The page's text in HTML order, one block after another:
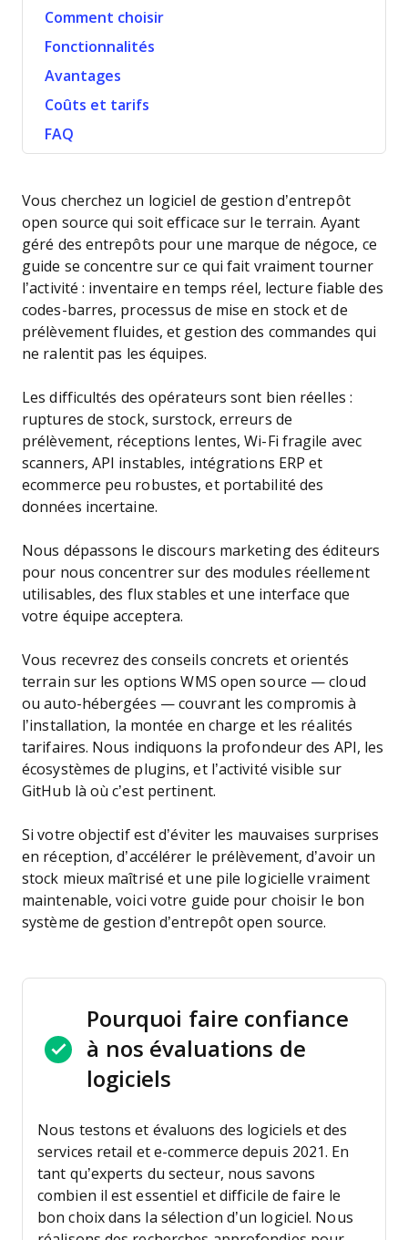
Comment choisir
Fonctionnalités
Avantages
Coûts et tarifs
FAQ
Vous cherchez un logiciel de gestion d’entrepôt
open source qui soit efficace sur le terrain. Ayant
géré des entrepôts pour une marque de négoce, ce
guide se concentre sur ce qui fait vraiment tourner
l’activité : inventaire en temps réel, lecture fiable des
codes-barres, processus de mise en stock et de
prélèvement fluides, et gestion des commandes qui
ne ralentit pas les équipes.
Les difficultés des opérateurs sont bien réelles :
ruptures de stock, surstock, erreurs de
prélèvement, réceptions lentes, Wi-Fi fragile avec
scanners, API instables, intégrations ERP et
ecommerce peu robustes, et portabilité des
données incertaine.
Nous dépassons le discours marketing des éditeurs
pour nous concentrer sur des modules réellement
utilisables, des flux stables et une interface que
votre équipe acceptera.
Vous recevrez des conseils concrets et orientés
terrain sur les options WMS open source — cloud
ou auto-hébergées — couvrant les compromis à
l’installation, la montée en charge et les réalités
tarifaires. Nous indiquons la profondeur des API, les
écosystèmes de plugins, et l’activité visible sur
GitHub là où c’est pertinent.
Si votre objectif est d’éviter les mauvaises surprises
en réception, d’accélérer le prélèvement, d’avoir un
stock mieux maîtrisé et une pile logicielle vraiment
maintenable, voici votre guide pour choisir le bon
système de gestion d’entrepôt open source.
Pourquoi faire confiance
à nos évaluations de
logiciels
Nous testons et évaluons des logiciels et des
services retail et e-commerce depuis 2021. En
tant qu’experts du secteur, nous savons
combien il est essentiel et difficile de faire le
bon choix dans la sélection d’un logiciel. Nous